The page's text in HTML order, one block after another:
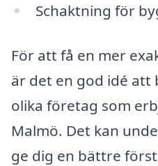
Schaktning för
För att få en mer
är det en god idé
olika företag som
Malmö. Det kan
ge dig en bättre